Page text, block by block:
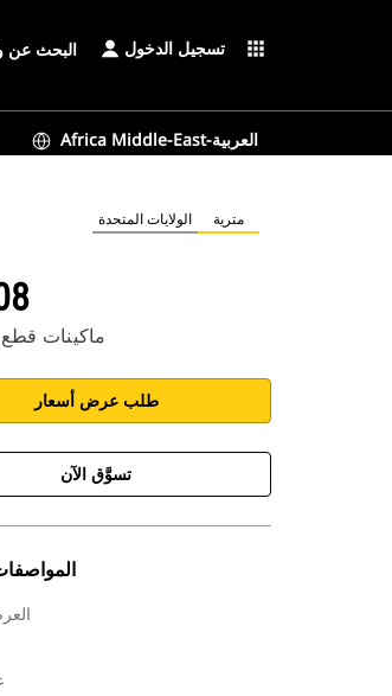
البحث عن تسجيل الدخول apps
Africa Middle-East-العربية
الولايات المتحدة مترية
ماكينات
طلب عرض أسعار
تسوَّق الآن